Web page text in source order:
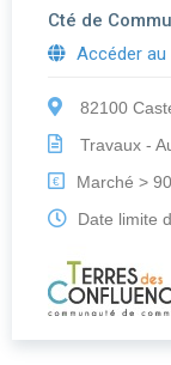
Cté de
Accéder
82100
Travaux -
€
Marché >
Date limite